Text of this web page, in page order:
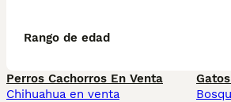
Rango de edad
Perros Cachorros En Venta
Chihuahua en venta